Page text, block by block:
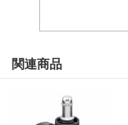
関連商品